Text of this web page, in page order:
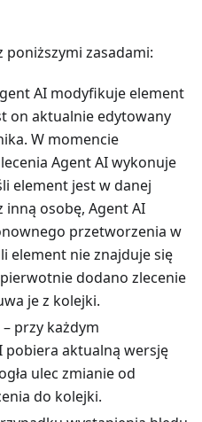
poniższymi zasadami:
AI modyfikuje element
on aktualnie edytowany
W momencie
Agent AI wykonuje
element jest w danej
osobę, Agent AI
przetworzenia w
element nie znajduje się
dodano zlecenie
je z kolejki.
– przy każdym
pobiera aktualną wersję
ulec zmianie od
do kolejki.